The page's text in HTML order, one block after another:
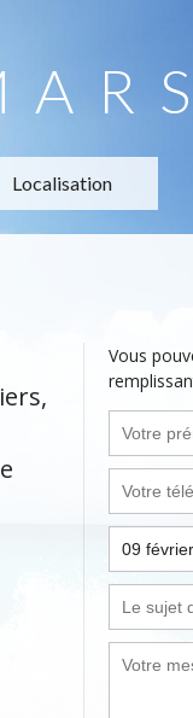
Localisation
Vous